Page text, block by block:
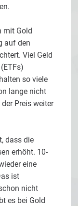
mit Gold
auf den
Viel Geld
so viele
lange nicht
Preis weiter
dass die
erhöht. 10-
eine
ist
nicht
es bei Gold